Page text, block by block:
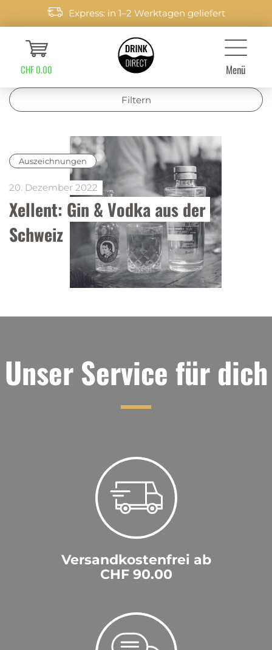
Express: in 1–2 Werktagen geliefert
CHF 0.00 Menü
Filtern
Auszeichnungen
Xellent: Gin & Vodka aus der
Schweiz
20. Dezember 2022
Unser Service für dich
Versandkostenfrei ab
CHF 90.00